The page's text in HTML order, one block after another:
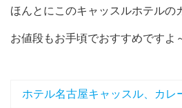
ほんとにこのキャッスルホテルの
お値段もお手頃でおすすめですよ
ホテル名古屋キャッスル、カレ